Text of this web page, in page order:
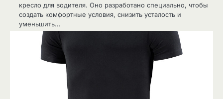
кресло для водителя. Оно разработано специально, чтобы
создать комфортные условия, снизить усталость и
уменьшить…